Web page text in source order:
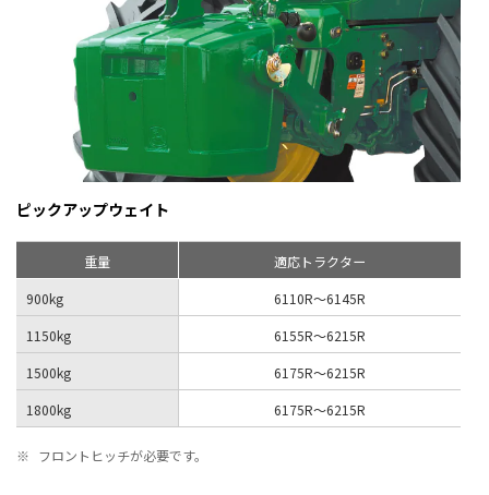
ピックアップウェイト
重量
適応トラクター
900kg
6110R〜6145R
1150kg
6155R〜6215R
1500kg
6175R〜6215R
1800kg
6175R〜6215R
※ フロントヒッチが必要です。